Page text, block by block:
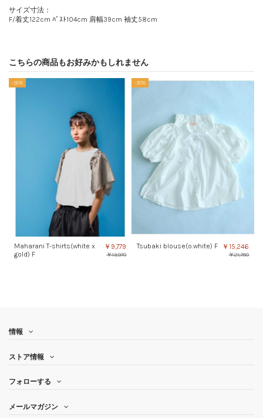
サイズ寸法：
F/着丈122cm ﾊﾞｽﾄ104cm 肩幅39cm 袖丈58cm
こちらの商品もお好みかもしれません
-30%
Maharani T-shirts(white x
gold) F
￥9,779
￥13,970
-30%
Tsubaki blouse(o.white) F ￥15,246
￥21,780
情報
ストア情報
フォローする
メールマガジン